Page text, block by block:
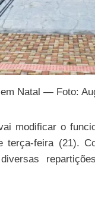
Natal — Foto:
modificar o
terça-feira (21).